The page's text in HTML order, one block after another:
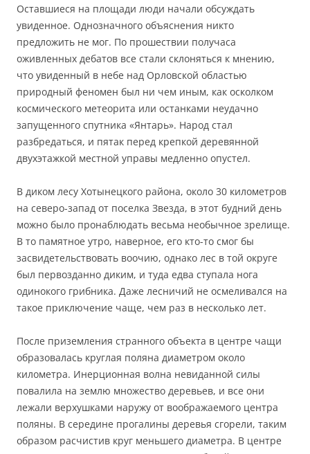
Оставшиеся на площади люди начали обсуждать
увиденное. Однозначного объяснения никто
предложить не мог. По прошествии получаса
оживленных дебатов все стали склоняться к мнению,
что увиденный в небе над Орловской областью
природный феномен был ни чем иным, как осколком
космического метеорита или останками неудачно
запущенного спутника «Янтарь». Народ стал
разбредаться, и пятак перед крепкой деревянной
двухэтажкой местной управы медленно опустел.
В диком лесу Хотынецкого района, около 30 километров
на северо-запад от поселка Звезда, в этот будний день
можно было пронаблюдать весьма необычное зрелище.
В то памятное утро, наверное, его кто-то смог бы
засвидетельствовать воочию, однако лес в той округе
был первозданно диким, и туда едва ступала нога
одинокого грибника. Даже лесничий не осмеливался на
такое приключение чаще, чем раз в несколько лет.
После приземления странного объекта в центре чащи
образовалась круглая поляна диаметром около
километра. Инерционная волна невиданной силы
повалила на землю множество деревьев, и все они
лежали верхушками наружу от воображаемого центра
поляны. В середине прогалины деревья сгорели, таким
образом расчистив круг меньшего диаметра. В центре